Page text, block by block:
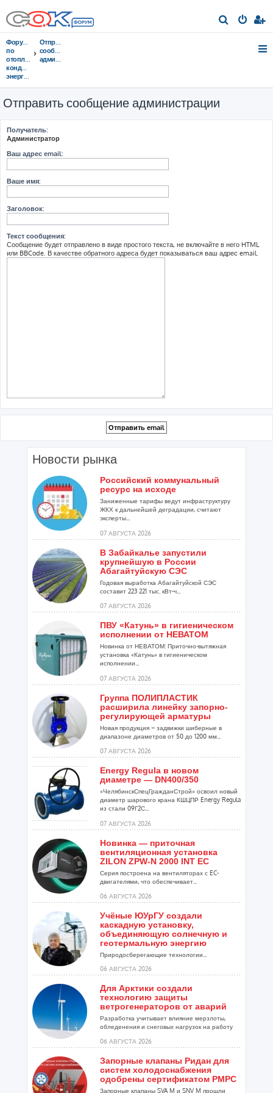
о
Форумы
по
отоплению,
кондиционированию,
энергосбережению
Отправить
сообщение
администрации
Отправить сообщение администрации
Получатель:
Администратор
Ваш адрес email:
Ваше имя:
Заголовок:
Текст сообщения:
Сообщение будет отправлено в виде простого текста, не включайте в него HTML
или BBCode. В качестве обратного адреса будет показываться ваш адрес email.
Новости рынка
Российский коммунальный
ресурс на исходе
Заниженные тарифы ведут инфраструктуру
ЖКХ к дальнейшей деградации, считают
эксперты...
07 АВГУСТА 2026
В Забайкалье запустили
крупнейшую в России
Абагайтуйскую СЭС
Годовая выработка Абагайтуйской СЭС
составит 223 221 тыс. кВт-ч...
07 АВГУСТА 2026
ПВУ «Катунь» в гигиеническом
исполнении от НЕВАТОМ
Новинка от НЕВАТОМ: Приточно-вытяжная
установка «Катунь» в гигиеническом
исполнении...
07 АВГУСТА 2026
Группа ПОЛИПЛАСТИК
расширила линейку запорно-
регулирующей арматуры
Новая продукция – задвижки шиберные в
диапазоне диаметров от 50 до 1200 мм...
07 АВГУСТА 2026
Energy Regula в новом
диаметре — DN400/350
«ЧелябинскСпецГражданСтрой» освоил новый
диаметр шарового крана КШЦПР Energy Regula
из стали 09Г2С...
07 АВГУСТА 2026
Новинка — приточная
вентиляционная установка
ZILON ZPW-N 2000 INT EC
Серия построена на вентиляторах с EC-
двигателями, что обеспечивает...
06 АВГУСТА 2026
Учёные ЮУрГУ создали
каскадную установку,
объединяющую солнечную и
геотермальную энергию
Природосберегающие технологии...
06 АВГУСТА 2026
Для Арктики создали
технологию защиты
ветрогенераторов от аварий
Разработка учитывает влияние мерзлоты,
обледенения и снеговых нагрузок на работу
06 АВГУСТА 2026
Запорные клапаны Ридан для
систем холодоснабжения
одобрены сертификатом РМРС
Запорные клапаны SVA M и SNV M прошли